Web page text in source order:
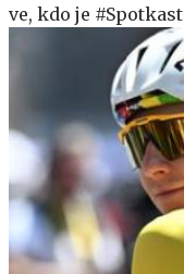
ve, kdo je #Spotkast